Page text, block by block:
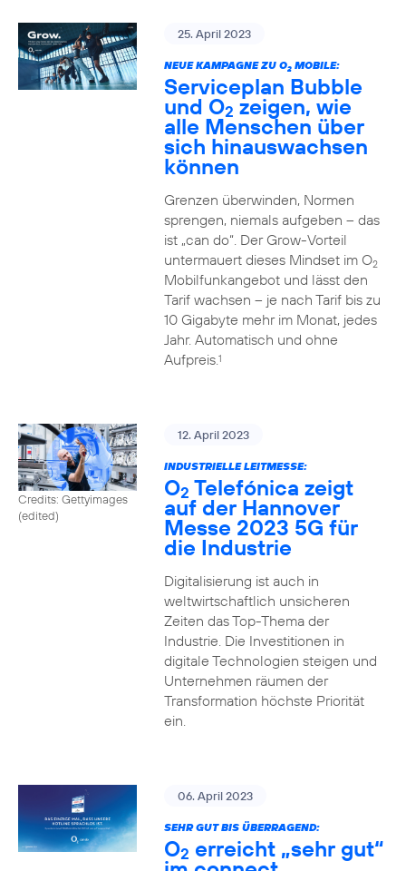
25. April 2023
NEUE KAMPAGNE ZU O2MOBILE:
Serviceplan Bubble
und O2 zeigen, wie
alle Menschen über
sich hinauswachsen
können
Grenzen überwinden, Normen
sprengen, niemals aufgeben – das
ist „can do“. Der Grow-Vorteil
untermauert dieses Mindset im O2
Mobilfunkangebot und lässt den
Tarif wachsen – je nach Tarif bis zu
10 Gigabyte mehr im Monat, jedes
Jahr. Automatisch und ohne
Aufpreis.1
Credits: Gettyimages
(edited)
12. April 2023
INDUSTRIELLE LEITMESSE:
O2 Telefónica zeigt
auf der Hannover
Messe 2023 5G für
die Industrie
Digitalisierung ist auch in
weltwirtschaftlich unsicheren
Zeiten das Top-Thema der
Industrie. Die Investitionen in
digitale Technologien steigen und
Unternehmen räumen der
Transformation höchste Priorität
ein.
06. April 2023
SEHR GUT BIS ÜBERRAGEND:
O2 erreicht „sehr gut“